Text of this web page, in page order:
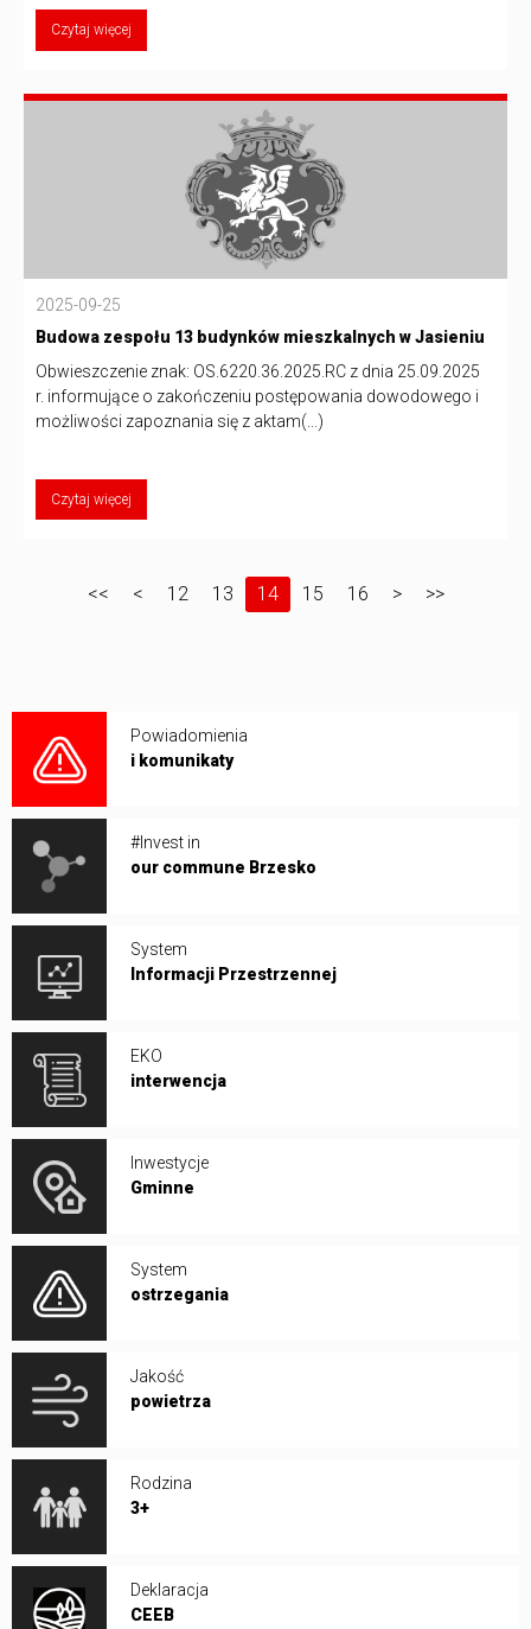
Czytaj więcej
2025-09-25
Budowa zespołu 13 budynków mieszkalnych w Jasieniu
Obwieszczenie znak: OS.6220.36.2025.RC z dnia 25.09.2025
r. informujące o zakończeniu postępowania dowodowego i
możliwości zapoznania się z aktam(...)
Czytaj więcej
<< < 12 13 14 15 16 > >>
Powiadomienia
i komunikaty
#Invest in
our commune Brzesko
System
Informacji Przestrzennej
EKO
interwencja
Inwestycje
Gminne
System
ostrzegania
Jakość
powietrza
Rodzina
3+
Deklaracja
CEEB